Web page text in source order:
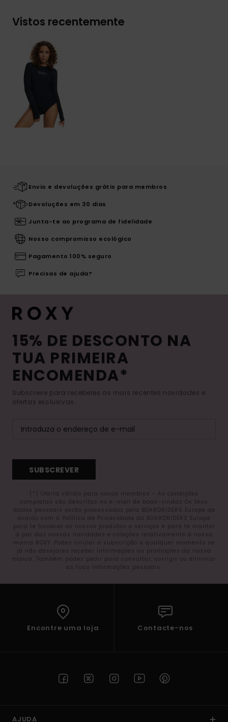
Vistos recentemente
Envio e devoluções grátis para membros
Devoluções em 30 dias
Junta-te ao programa de fidelidade
Nosso compromisso ecológico
Pagamento 100% seguro
Precisas de ajuda?
15% DE DESCONTO NA
TUA PRIMEIRA
ENCOMENDA*
Subscreve para receberes as mais recentes novidades e
ofertas exclusivas.
SUBSCREVER
(*) Oferta válida para novos membros - As condições
completas são descritas no e-mail de boas-vindas Os teus
dados pessoais serão processados pela BOARDRIDERS Europe de
acordo com a Política de Privacidade da BOARDRIDERS Europe
para te fornecer os nossos produtos e serviços e para te manter
a par das nossas novidades e coleções relativamente à nossa
marca ROXY. Podes anular a subscrição a qualquer momento se
já não desejares receber informações ou promoções da nossa
marca. Também podes pedir para consultar, corrigir ou eliminar
as tuas informações pessoais.
Encontre uma loja Contacte-nos
AJUDA